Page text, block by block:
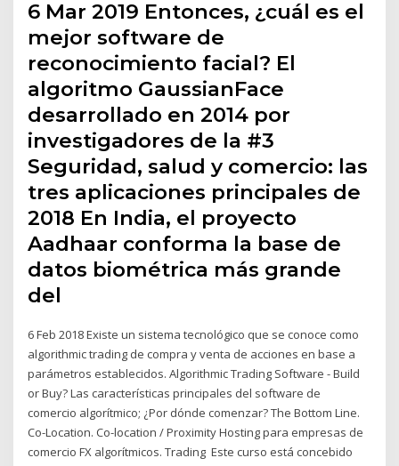
6 Mar 2019 Entonces, ¿cuál es el
mejor software de
reconocimiento facial? El
algoritmo GaussianFace
desarrollado en 2014 por
investigadores de la ​#3
Seguridad, salud y comercio: las
tres aplicaciones principales de
2018 En India, el proyecto
Aadhaar conforma la base de
datos biométrica más grande
del
6 Feb 2018 Existe un sistema tecnológico que se conoce como
algorithmic trading de compra y venta de acciones en base a
parámetros establecidos. Algorithmic Trading Software - Build
or Buy? Las características principales del software de
comercio algorítmico; ¿Por dónde comenzar? The Bottom Line.
Co-Location. Co-location / Proximity Hosting para empresas de
comercio FX algorítmicos. Trading Este curso está concebido